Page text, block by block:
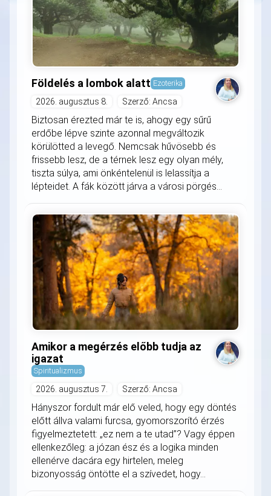
Földelés a lombok alatt Ezoterika
2026. augusztus 8. Szerző: Ancsa
Biztosan érezted már te is, ahogy egy sűrű
erdőbe lépve szinte azonnal megváltozik
körülötted a levegő. Nemcsak hűvösebb és
frissebb lesz, de a térnek lesz egy olyan mély,
tiszta súlya, ami önkéntelenül is lelassítja a
lépteidet. A fák között járva a városi pörgés...
Amikor a megérzés előbb tudja az
igazat
Spiritualizmus
2026. augusztus 7. Szerző: Ancsa
Hányszor fordult már elő veled, hogy egy döntés
előtt állva valami furcsa, gyomorszorító érzés
figyelmeztetett: „ez nem a te utad”? Vagy éppen
ellenkezőleg: a józan ész és a logika minden
ellenérve dacára egy hirtelen, meleg
bizonyosság öntötte el a szívedet, hogy...